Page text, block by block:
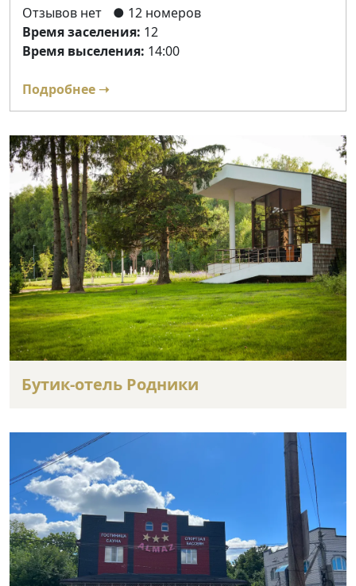
Отзывов нет
● 12 номеров
Время заселения: 12
Время выселения: 14:00
Подробнее ➝
Бутик-отель Родники